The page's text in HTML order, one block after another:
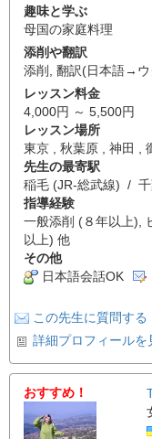
趣味と学ぶ
母国の家庭料理
添削や翻訳
添削 翻訳(日本語→ウ
レッスン料金
4,000円 ～ 5,500円
レッスン場所
東京 , 秋葉原 , 神田 ,
先生の最寄駅
稲毛 (JR-総武線) / 千
指導経験
一般添削 (８年以上),
以上) 他
その他
日本語会話OK
この先生に質問する
詳細プロフィールを
おすすめ！